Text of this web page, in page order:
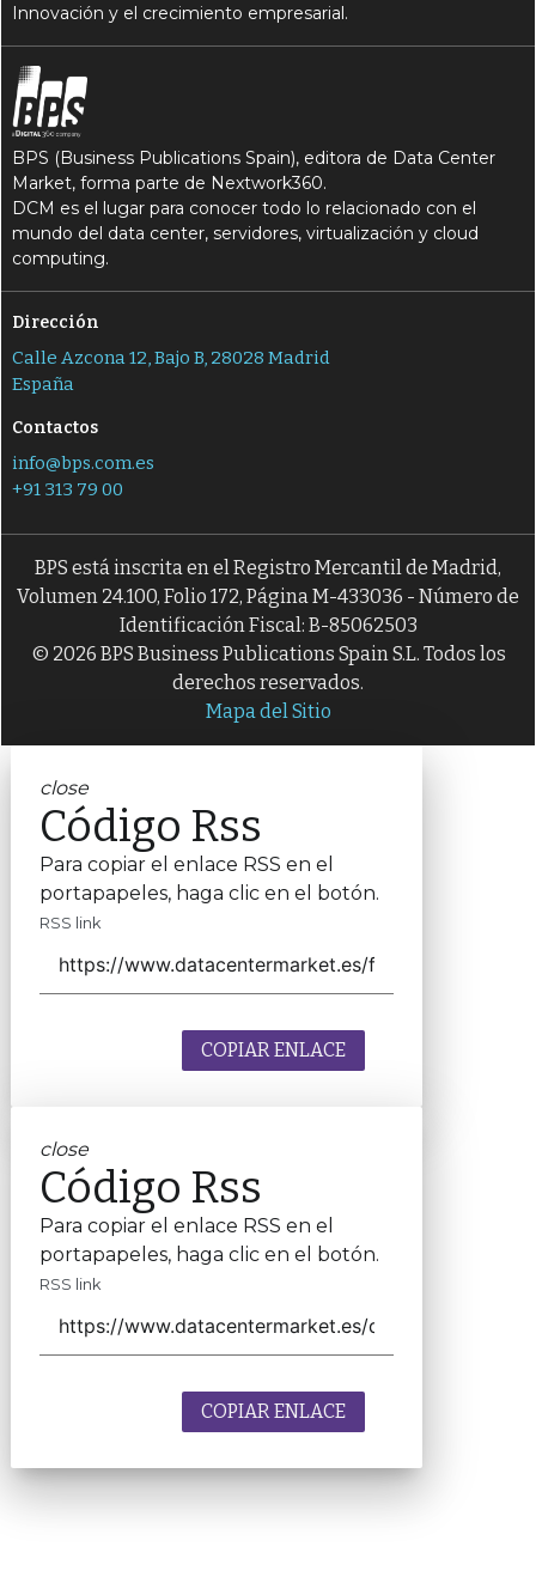
Innovación y el crecimiento empresarial.
BPS (Business Publications Spain), editora de Data Center
Market, forma parte de Nextwork360.
DCM es el lugar para conocer todo lo relacionado con el
mundo del data center, servidores, virtualización y cloud
computing.
Dirección
Calle Azcona 12, Bajo B, 28028 Madrid
España
Contactos
info@bps.com.es
+91 313 79 00
BPS está inscrita en el Registro Mercantil de Madrid,
Volumen 24.100, Folio 172, Página M-433036 - Número de
Identificación Fiscal: B-85062503
© 2026 BPS Business Publications Spain S.L. Todos los
derechos reservados.
Mapa del Sitio
close
Código Rss
Para copiar el enlace RSS en el
portapapeles, haga clic en el botón.
RSS link
COPIAR ENLACE
close
Código Rss
Para copiar el enlace RSS en el
portapapeles, haga clic en el botón.
RSS link
COPIAR ENLACE